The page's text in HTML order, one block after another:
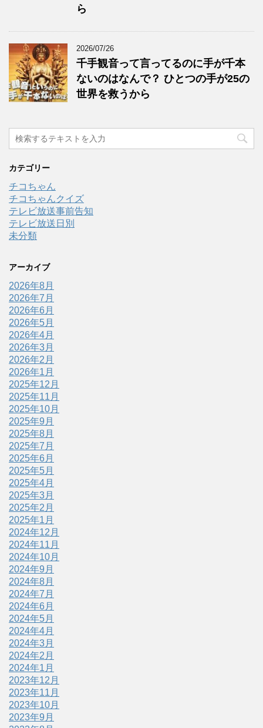
ら
2026/07/26
千手観音って言ってるのに手が千本
ないのはなんで？ ひとつの手が25の
世界を救うから
カテゴリー
チコちゃん
チコちゃんクイズ
テレビ放送事前告知
テレビ放送日別
未分類
アーカイブ
2026年8月
2026年7月
2026年6月
2026年5月
2026年4月
2026年3月
2026年2月
2026年1月
2025年12月
2025年11月
2025年10月
2025年9月
2025年8月
2025年7月
2025年6月
2025年5月
2025年4月
2025年3月
2025年2月
2025年1月
2024年12月
2024年11月
2024年10月
2024年9月
2024年8月
2024年7月
2024年6月
2024年5月
2024年4月
2024年3月
2024年2月
2024年1月
2023年12月
2023年11月
2023年10月
2023年9月